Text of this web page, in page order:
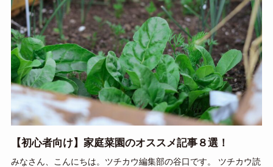
【初心者向け】家庭菜園のオススメ記事８選！
みなさん、こんにちは。ツチカウ編集部の谷口です。 ツチカウ読